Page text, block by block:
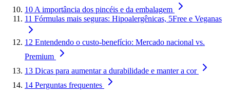
10 A importância dos pincéis e da embalagem
11 Fórmulas mais seguras: Hipoalergênicas, 5Free e Veganas
12 Entendendo o custo-benefício: Mercado nacional vs.
Premium
13 Dicas para aumentar a durabilidade e manter a cor
14 Perguntas frequentes